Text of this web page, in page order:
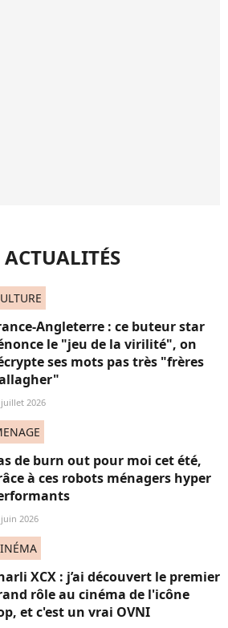
ACTUALITÉS
Angleterre : ce buteur star
le "jeu de la virilité", on
ses mots pas très "frères
juillet 2026
de burn out pour moi cet été,
à ces robots ménagers hyper
2026
XCX : j’ai découvert le premier
rôle au cinéma de l'icône
et c'est un vrai OVNI